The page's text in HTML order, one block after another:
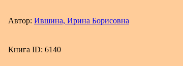
Автор: Ившина, Ирина Борисовна
Книга ID: 6140